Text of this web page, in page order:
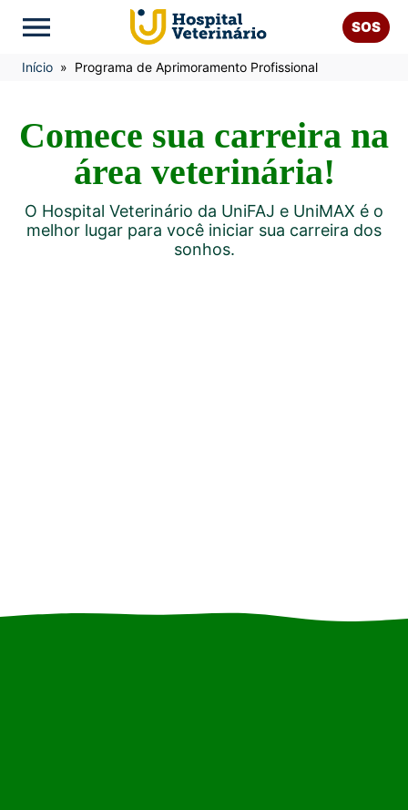
SOS
Início » Programa de Aprimoramento Profissional
Comece sua carreira na
área veterinária!
O Hospital Veterinário da UniFAJ e UniMAX é o
melhor lugar para você iniciar sua carreira dos
sonhos.